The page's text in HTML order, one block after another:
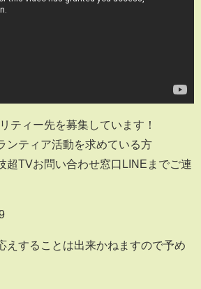
ティー先を募集しています！
ンティア活動を求めている方
超TVお問い合わせ窓口LINEまでご連
えすることは出来かねますので予め